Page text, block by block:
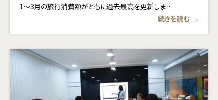
1〜3月の旅行消費額がともに過去最高を更新しま…
続きを読む